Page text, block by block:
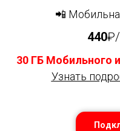
📲
440
30 ГБ Мобильного
Узнать